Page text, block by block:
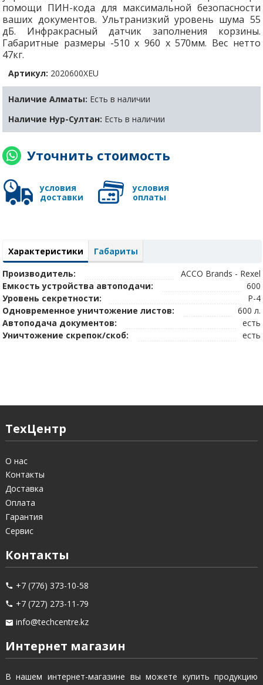
помощи ПИН-кода для максимальной безопасности
ваших документов. Ультранизкий уровень шума 55
дБ. Инфракрасный датчик заполнения корзины.
Габаритные размеры -510 x 960 x 570мм. Вес нетто
47кг.
Артикул: 2020600XEU
Наличие Алматы: Есть в наличии
Наличие Нур-Султан: Есть в наличии
Уточнить стоимость
условия
доставки
условия
оплаты
Характеристики
Габариты
Производитель:
ACCO Brands - Rexel
Емкость устройства автоподачи:
600
Уровень секретности:
P-4
Одновременное уничтожение листов:
600 л.
Автоподача документов:
есть
Уничтожение скрепок/скоб:
есть
ТехЦентр
О нас
Контакты
Доставка
Оплата
Гарантия
Сервис
Контакты
+7 (776) 373-10-58
+7 (727) 273-11-79
info@techcentre.kz
Интернет магазин
В нашем интернет-магазине вы можете купить продукцию